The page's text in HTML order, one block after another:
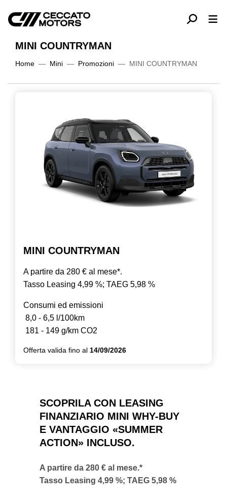
MINI COUNTRYMAN
Home Mini Promozioni MINI COUNTRYMAN
MINI COUNTRYMAN
A partire da 280 € al mese*.
Tasso Leasing 4,99 %; TAEG 5,98 %
Consumi ed emissioni
8,0 - 6,5 l/100km
181 - 149 g/km CO2
Offerta valida fino al 14/09/2026
SCOPRILA CON LEASING
FINANZIARIO MINI WHY-BUY
E VANTAGGIO «SUMMER
ACTION» INCLUSO.
A partire da 280 € al mese.*
Tasso Leasing 4,99 %; TAEG 5,98 %